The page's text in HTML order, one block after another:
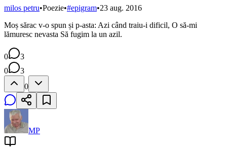
milos petru•Poezie•#epigram•23 aug. 2016
Moș sărac v-o spun și p-asta: Azi când traiu-i dificil, O să-mi
lămuresc nevasta Să fugim la un azil.
0
3
0
3
0
MP